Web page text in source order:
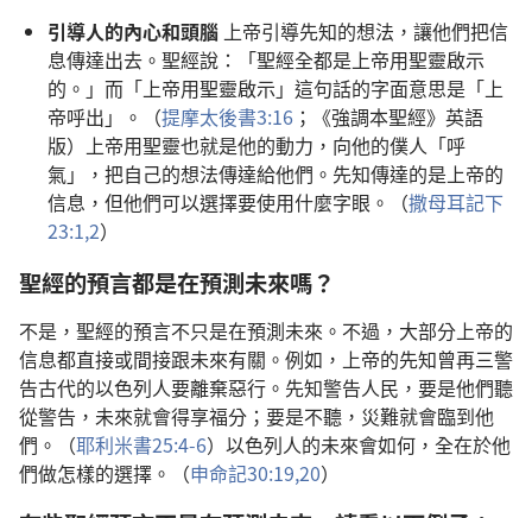
引導人的內心和頭腦 上帝引導先知的想法，讓他們把信
息傳達出去。聖經說：「聖經全都是上帝用聖靈啟示
的。」而「上帝用聖靈啟示」這句話的字面意思是「上
帝呼出」。（提摩太後書3:16 ；《強調本聖經》英語
版）上帝用聖靈也就是他的動力，向他的僕人「呼
氣」，把自己的想法傳達給他們。先知傳達的是上帝的
信息，但他們可以選擇要使用什麼字眼。（撒母耳記下
23:1,2）
聖經的預言都是在預測未來嗎？
不是，聖經的預言不只是在預測未來。不過，大部分上帝的
信息都直接或間接跟未來有關。例如，上帝的先知曾再三警
告古代的以色列人要離棄惡行。先知警告人民，要是他們聽
從警告，未來就會得享福分；要是不聽，災難就會臨到他
們。（耶利米書25:4-6）以色列人的未來會如何，全在於他
們做怎樣的選擇。（申命記30:19,20）